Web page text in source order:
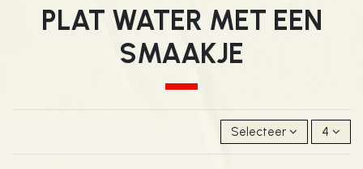
PLAT WATER MET EEN
SMAAKJE
Selecteer 4